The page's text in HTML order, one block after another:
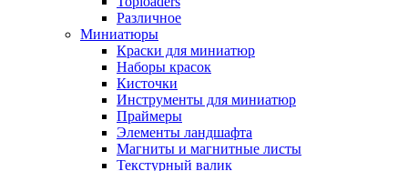
Различное
Миниатюры
Краски для миниатюр
Наборы красок
Кисточки
Инструменты для миниатюр
Праймеры
Элементы ландшафта
Магниты и магнитные листы
Текстурный валик